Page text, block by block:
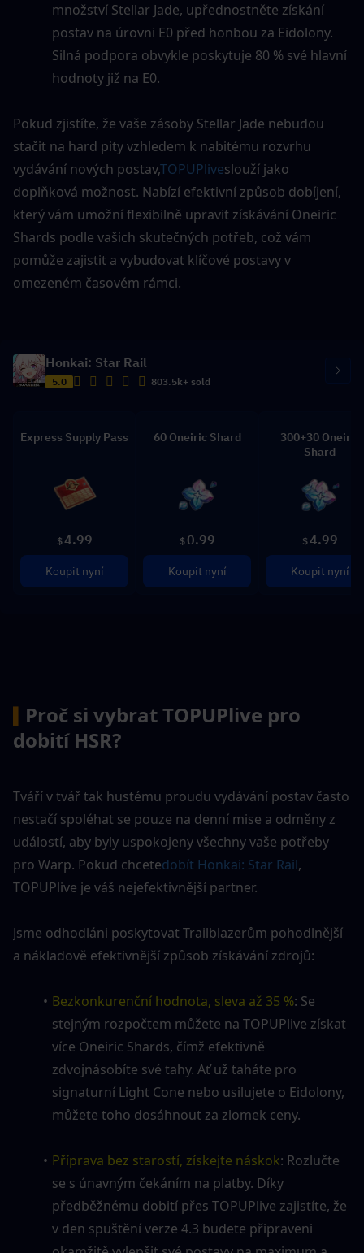
množství Stellar Jade, upřednostněte získání
postav na úrovni E0 před honbou za Eidolony.
Silná podpora obvykle poskytuje 80 % své hlavní
hodnoty již na E0.
Pokud zjistíte, že vaše zásoby Stellar Jade nebudou
stačit na hard pity vzhledem k nabitému rozvrhu
vydávání nových postav,TOPUPliveslouží jako
doplňková možnost. Nabízí efektivní způsob dobíjení,
který vám umožní flexibilně upravit získávání Oneiric
Shards podle vašich skutečných potřeb, což vám
pomůže zajistit a vybudovat klíčové postavy v
omezeném časovém rámci.
Honkai: Star Rail
5.0 803.5k+ sold
Express Supply Pass
$4.99
Koupit nyní
60 Oneiric Shard
$ 0.99
Koupit nyní
300+30 Oneiric
Shard
$4.99
Koupit nyní
Proč si vybrat TOPUPlive pro
dobití HSR?
Tváří v tvář tak hustému proudu vydávání postav často
nestačí spoléhat se pouze na denní mise a odměny z
událostí, aby byly uspokojeny všechny vaše potřeby
pro Warp. Pokud chcetedobít Honkai: Star Rail,
TOPUPlive je váš nejefektivnější partner.
Jsme odhodláni poskytovat Trailblazerům pohodlnější
a nákladově efektivnější způsob získávání zdrojů:
Bezkonkurenční hodnota, sleva až 35 %: Se
stejným rozpočtem můžete na TOPUPlive získat
více Oneiric Shards, čímž efektivně
zdvojnásobíte své tahy. Ať už taháte pro
signaturní Light Cone nebo usilujete o Eidolony,
můžete toho dosáhnout za zlomek ceny.
Příprava bez starostí, získejte náskok: Rozlučte
se s únavným čekáním na platby. Díky
předběžnému dobití přes TOPUPlive zajistíte, že
v den spuštění verze 4.3 budete připraveni